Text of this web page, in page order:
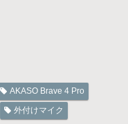
AKASO Brave 4 Pro
外付けマイク